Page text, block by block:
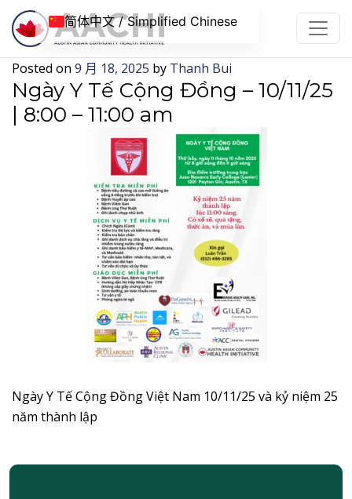
跳到内容
Posted on 9 月 18, 2025 by Thanh Bui
Ngày Y Tế Cộng Đồng – 10/11/25
| 8:00 – 11:00 am
Ngày Y Tế Cộng Đồng Việt Nam 10/11/25 và kỷ niệm 25
năm thành lập
简体中文 / Simplified Chinese